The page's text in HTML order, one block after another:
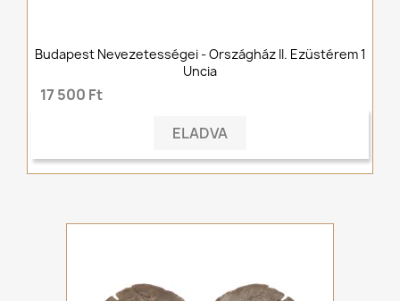
Budapest Nevezetességei - Országház II. Ezüstérem 1
Uncia
17 500 Ft
ELADVA